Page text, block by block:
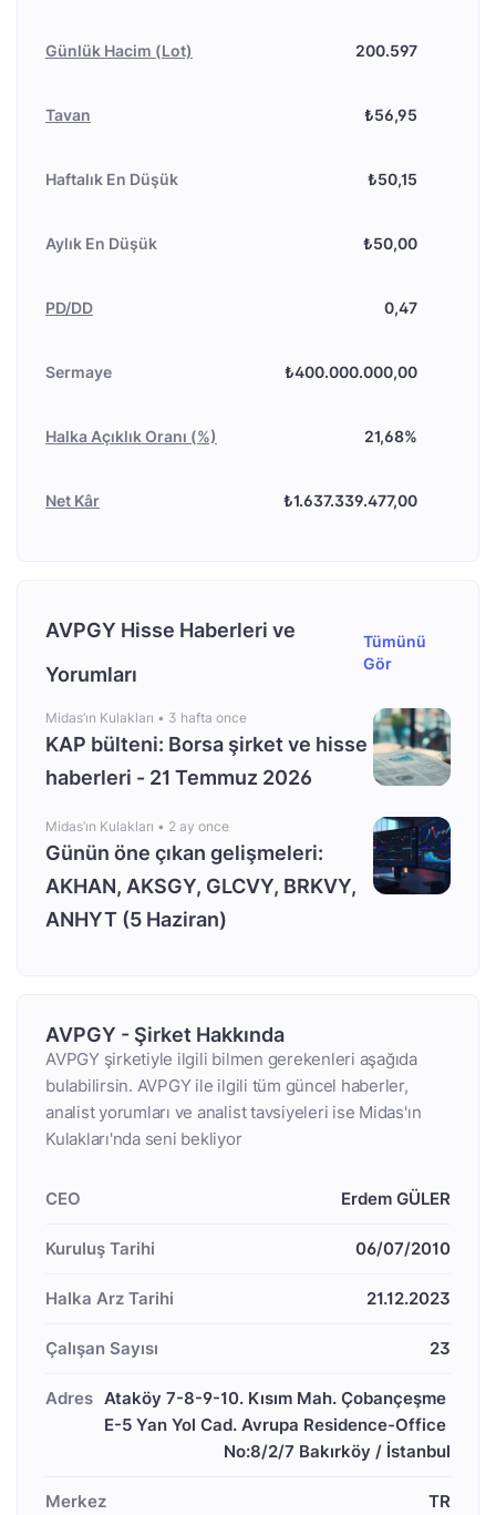
Günlük Hacim (Lot) 200.597
Tavan ₺56,95
Haftalık En Düşük ₺50,15
Aylık En Düşük ₺50,00
PD/DD 0,47
Sermaye ₺400.000.000,00
Halka Açıklık Oranı (%) 21,68%
Net Kâr ₺1.637.339.477,00
AVPGY Hisse Haberleri ve
Yorumları
Tümünü
Gör
Midas’ın Kulakları • 3 hafta once
KAP bülteni: Borsa şirket ve hisse
haberleri - 21 Temmuz 2026
Midas’ın Kulakları • 2 ay once
Günün öne çıkan gelişmeleri:
AKHAN, AKSGY, GLCVY, BRKVY,
ANHYT (5 Haziran)
AVPGY - Şirket Hakkında
AVPGY şirketiyle ilgili bilmen gerekenleri aşağıda
bulabilirsin. AVPGY ile ilgili tüm güncel haberler,
analist yorumları ve analist tavsiyeleri ise Midas'ın
Kulakları'nda seni bekliyor
CEO Erdem GÜLER
Kuruluş Tarihi 06/07/2010
Halka Arz Tarihi 21.12.2023
Çalışan Sayısı 23
Adres Ataköy 7-8-9-10. Kısım Mah. Çobançeşme
E-5 Yan Yol Cad. Avrupa Residence-Office
No:8/2/7 Bakırköy / İstanbul
Merkez TR